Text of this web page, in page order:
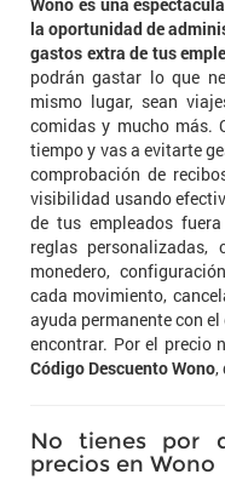
la oportunidad de
gastos extra de tus
podrán gastar lo que
mismo lugar, sean
comidas y mucho más.
tiempo y vas a evitarte
comprobación de
visibilidad usando
de tus empleados
reglas
monedero,
cada movimiento,
ayuda permanente con
encontrar. Por el precio
Código Descuento Wono,
No tienes por
precios en Wono